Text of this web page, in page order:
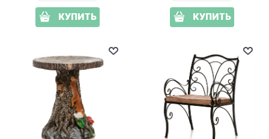
КУПИТЬ КУПИТЬ